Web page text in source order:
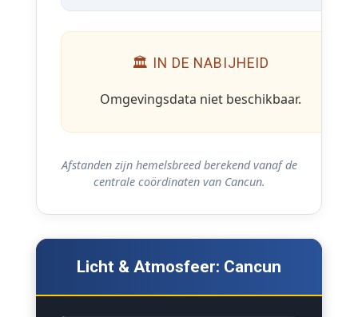
🏛 IN DE NABIJHEID
Omgevingsdata niet beschikbaar.
Afstanden zijn hemelsbreed berekend vanaf de
centrale coördinaten van Cancun.
Licht & Atmosfeer: Cancun